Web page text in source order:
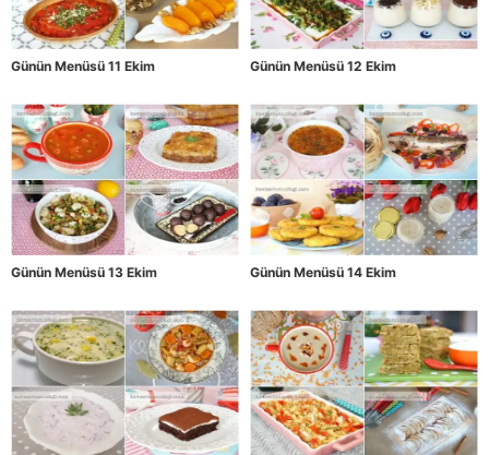
Günün Menüsü 11 Ekim Günün Menüsü 12 Ekim
Günün Menüsü 13 Ekim Günün Menüsü 14 Ekim